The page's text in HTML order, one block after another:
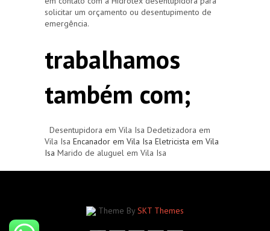
solicitar um orçamento ou desentupimento de
emergência.
trabalhamos
também com;
Desentupidora em Vila Isa Dedetizadora em
Vila Isa Encanador em Vila Isa Eletricista em Vila
Isa Marido de aluguel em Vila Isa
Theme By SKT Themes